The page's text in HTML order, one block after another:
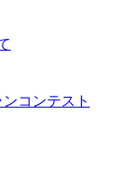
コンテスト